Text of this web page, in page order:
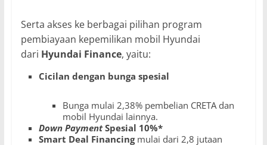
Serta akses ke berbagai pilihan program
pembiayaan kepemilikan mobil Hyundai
dari Hyundai Finance, yaitu:
Cicilan dengan bunga spesial
Bunga mulai 2,38% pembelian CRETA dan
mobil Hyundai lainnya.
Down PaymentSpesial 10%*
Smart Deal Financingmulai dari 2,8 jutaan